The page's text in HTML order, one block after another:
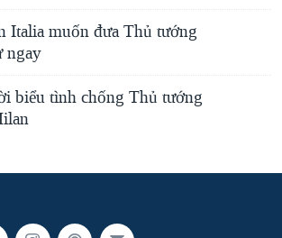
Italia muốn đưa Thủ tướng
ngay
biểu tình chống Thủ tướng